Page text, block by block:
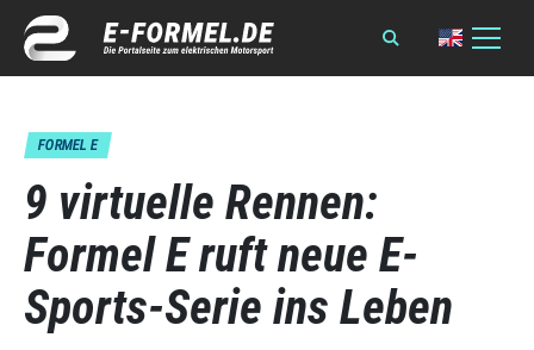
FORMEL E
9 virtuelle Rennen:
Formel E ruft neue E-
Sports-Serie ins Leben